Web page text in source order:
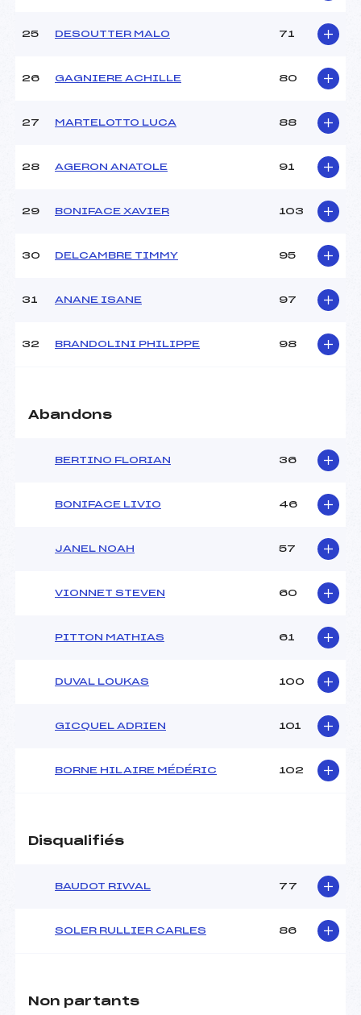
25 DESOUTTER MALO 71
26 GAGNIERE ACHILLE 80
27 MARTELOTTO LUCA 88
28 AGERON ANATOLE 91
29 BONIFACE XAVIER 103
30 DELCAMBRE TIMMY 95
31 ANANE ISANE 97
32 BRANDOLINI PHILIPPE 98
Abandons
BERTINO FLORIAN 36
BONIFACE LIVIO 46
JANEL NOAH 57
VIONNET STEVEN 60
PITTON MATHIAS 61
DUVAL LOUKAS 100
GICQUEL ADRIEN 101
BORNE HILAIRE MÉDÉRIC 102
Disqualifiés
BAUDOT RIWAL 77
SOLER RULLIER CARLES 86
Non partants